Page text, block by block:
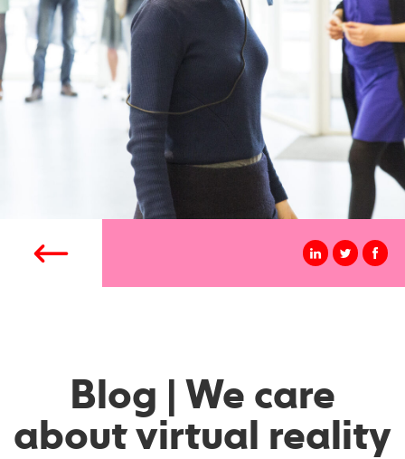
Blog | We care
about virtual reality